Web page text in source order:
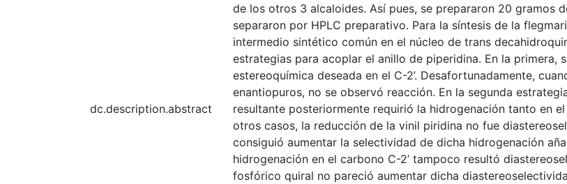
dc.description.abstract
de los otros 3 alcaloides. Así pues, se prepararon 20 gramos
separaron por HPLC preparativo. Para la síntesis de la
intermedio sintético común en el núcleo de trans
estrategias para acoplar el anillo de piperidina. En la
estereoquímica deseada en el C-2’. Desafortunadamente,
enantiopuros, no se observó reacción. En la segunda
resultante posteriormente requirió la hidrogenación tanto en
otros casos, la reducción de la vinil piridina no fue
consiguió aumentar la selectividad de dicha hidrogenación
hidrogenación en el carbono C-2’ tampoco resultó
fosfórico quiral no pareció aumentar dicha